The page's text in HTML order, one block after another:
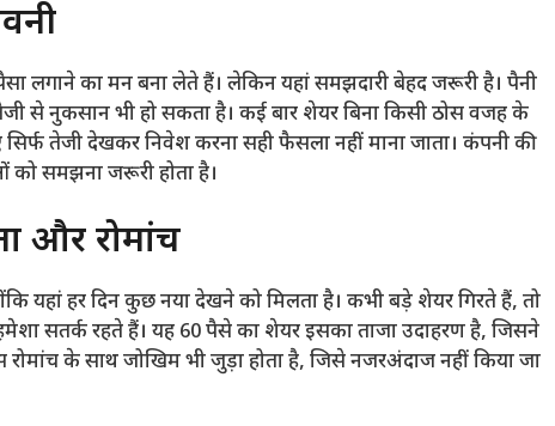
लगाने का मन बना लेते हैं। लेकिन यहां समझदारी बेहद जरूरी है। पैनी
से नुकसान भी हो सकता है। कई बार शेयर बिना किसी ठोस वजह के
तेजी देखकर निवेश करना सही फैसला नहीं माना जाता। कंपनी की
समझना जरूरी होता है।
और रोमांच
यहां हर दिन कुछ नया देखने को मिलता है। कभी बड़े शेयर गिरते हैं, तो
सतर्क रहते हैं। यह 60 पैसे का शेयर इसका ताजा उदाहरण है, जिसने
के साथ जोखिम भी जुड़ा होता है, जिसे नजरअंदाज नहीं किया जा